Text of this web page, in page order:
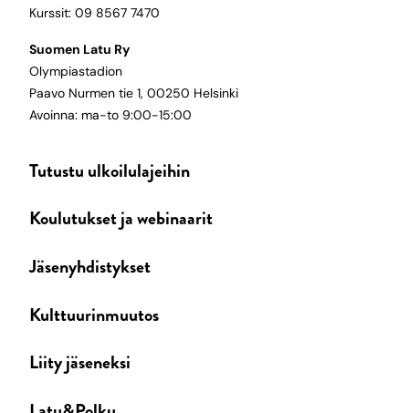
Kurssit: 09 8567 7470
Suomen Latu Ry
Olympiastadion
Paavo Nurmen tie 1, 00250 Helsinki
Avoinna: ma-to 9:00-15:00
Tutustu ulkoilulajeihin
Koulutukset ja webinaarit
Jäsenyhdistykset
Kulttuurinmuutos
Liity jäseneksi